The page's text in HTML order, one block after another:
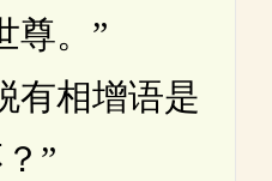
。”
相增语是
”